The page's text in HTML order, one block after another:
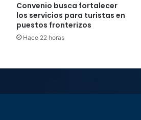
Convenio busca fortalecer
los servicios para turistas en
puestos fronterizos
Hace 22 horas